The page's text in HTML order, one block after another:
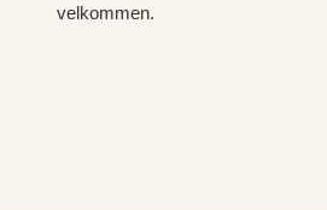
velkommen.